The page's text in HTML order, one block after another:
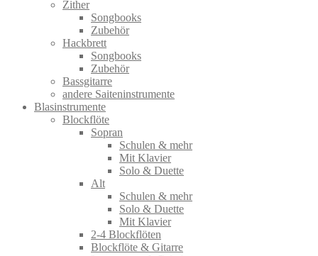
Zither
Songbooks
Zubehör
Hackbrett
Songbooks
Zubehör
Bassgitarre
andere Saiteninstrumente
Blasinstrumente
Blockflöte
Sopran
Schulen & mehr
Mit Klavier
Solo & Duette
Alt
Schulen & mehr
Solo & Duette
Mit Klavier
2-4 Blockflöten
Blockflöte & Gitarre